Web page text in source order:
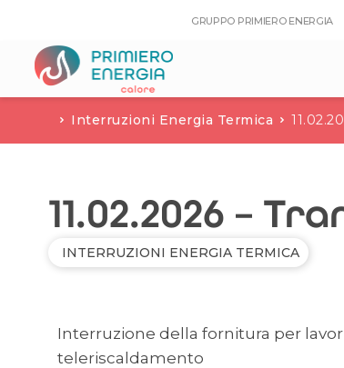
GRUPPO PRIMIERO ENERGIA
Interruzioni Energia Termica
11.02.2026 –
INTERRUZIONI ENERGIA TERMICA
Interruzione della fornitura per
teleriscaldamento